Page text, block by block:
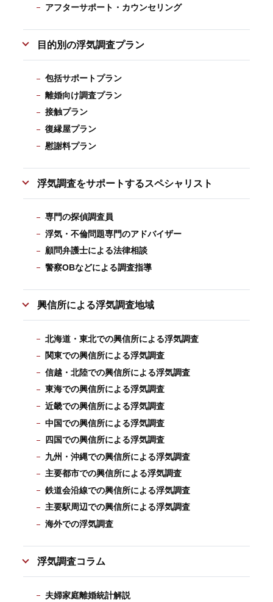
アフターサポート・カウンセリング
目的別の浮気調査プラン
包括サポートプラン
離婚向け調査プラン
接触プラン
復縁屋プラン
慰謝料プラン
浮気調査をサポートするスペシャリスト
専門の探偵調査員
浮気・不倫問題専門のアドバイザー
顧問弁護士による法律相談
警察OBなどによる調査指導
興信所による浮気調査地域
北海道・東北での興信所による浮気調査
関東での興信所による浮気調査
信越・北陸での興信所による浮気調査
東海での興信所による浮気調査
近畿での興信所による浮気調査
中国での興信所による浮気調査
四国での興信所による浮気調査
九州・沖縄での興信所による浮気調査
主要都市での興信所による浮気調査
鉄道会沿線での興信所による浮気調査
主要駅周辺での興信所による浮気調査
海外での浮気調査
浮気調査コラム
夫婦家庭離婚統計解説